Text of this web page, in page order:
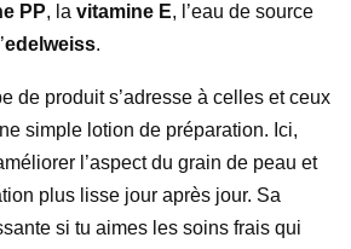
PP, la vitamine E, l’eau de source
edelweiss.
de produit s’adresse à celles et ceux
simple lotion de préparation. Ici,
l’aspect du grain de peau et
plus lisse jour après jour. Sa
si tu aimes les soins frais qui